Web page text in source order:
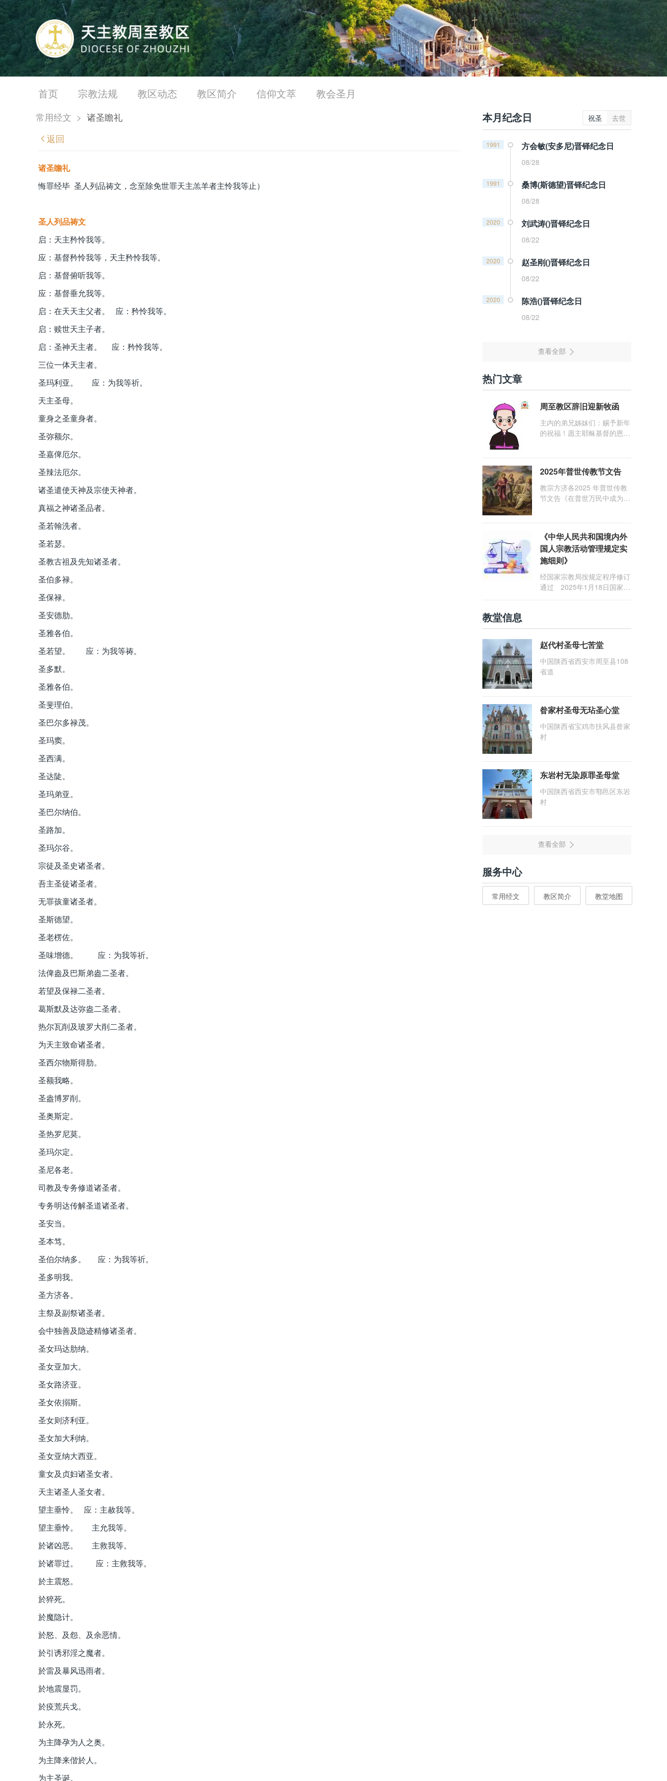
首页 宗教法规 教区动态 教区简介 信仰文萃 教会圣月
常用经文 > 诸圣瞻礼
返回
诸圣瞻礼
悔罪经毕 圣人列品祷文，念至除免世罪天主羔羊者主怜我等止）
圣人列品祷文
启：天主矜怜我等。
应：基督矜怜我等，天主矜怜我等。
启：基督俯听我等。
应：基督垂允我等。
启：在天天主父者。 应：矜怜我等。
启：赎世天主子者。
启：圣神天主者。 应：矜怜我等。
三位一体天主者。
圣玛利亚。 应：为我等祈。
天主圣母。
童身之圣童身者。
圣弥额尔。
圣嘉俾厄尔。
圣辣法厄尔。
诸圣遣使天神及宗使天神者。
真福之神诸圣品者。
圣若翰洗者。
圣若瑟。
圣教古祖及先知诸圣者。
圣伯多禄。
圣保禄。
圣安德肋。
圣雅各伯。
圣若望。 应：为我等祷。
圣多默。
圣雅各伯。
圣斐理伯。
圣巴尔多禄茂。
圣玛窦。
圣西满。
圣达陡。
圣玛弟亚。
圣巴尔纳伯。
圣路加。
圣玛尔谷。
宗徒及圣史诸圣者。
吾主圣徒诸圣者。
无罪孩童诸圣者。
圣斯德望。
圣老楞佐。
圣味增德。 应：为我等祈。
法俾盎及巴斯弟盎二圣者。
若望及保禄二圣者。
葛斯默及达弥盎二圣者。
热尔瓦削及玻罗大削二圣者。
为天主致命诸圣者。
圣西尔物斯得肋。
圣额我略。
圣盎博罗削。
圣奥斯定。
圣热罗尼莫。
圣玛尔定。
圣尼各老。
司教及专务修道诸圣者。
专务明达传解圣道诸圣者。
圣安当。
圣本笃。
圣伯尔纳多。 应：为我等祈。
圣多明我。
圣方济各。
主祭及副祭诸圣者。
会中独善及隐迹精修诸圣者。
圣女玛达肋纳。
圣女亚加大。
圣女路济亚。
圣女依搦斯。
圣女则济利亚。
圣女加大利纳。
圣女亚纳大西亚。
童女及贞妇诸圣女者。
天主诸圣人圣女者。
望主垂怜。 应：主赦我等。
望主垂怜。 主允我等。
於诸凶恶。 主救我等。
於诸罪过。 应：主救我等。
於主震怒。
於猝死。
於魔隐计。
於怒、及怨、及余恶情。
於引诱邪淫之魔者。
於雷及暴风迅雨者。
於地震显罚。
於疫荒兵戈。
於永死。
为主降孕为人之奥。
为主降来偕於人。
为主圣诞。
本月纪念日 祝圣 去世
1991 方会敏(安多尼)晋铎纪念日
08/28
1991 桑博(斯德望)晋铎纪念日
08/28
2020 刘武涛()晋铎纪念日
08/22
2020 赵圣刚()晋铎纪念日
08/22
2020 陈浩()晋铎纪念日
08/22
热门文章
周至教区辞旧迎新牧函
主内的弟兄姊妹们：赐予新年
的祝福！愿主耶稣基督的恩
们，愿临在的救主基督安慰你
们，并圣化你们的生活，作为
祝贺祂诞辰的珍贵礼品。
2025年普世传教节文告
教宗方济各2025 年普世传教
节文告《在普世万民中成为怀
《中华人民共和国境内外
国人宗教活动管理规定实
施细则》
经国家宗教局按规定程序修订
通过 2025年1月18日国家宗
教堂信息
赵代村圣母七苦堂
中国陕西省西安市周至县108
省道
昝家村圣母无玷圣心堂
中国陕西省宝鸡市扶风县昝家
村
东岩村无染原罪圣母堂
中国陕西省西安市鄠邑区东岩
村
服务中心
常用经文 教区简介 教堂地图